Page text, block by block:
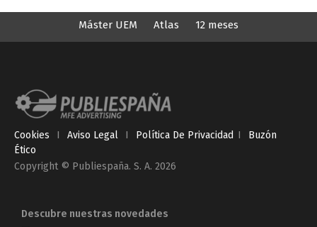
Máster UEM Atlas 12 meses
Cookies I Aviso Legal I Política De Privacidad I
Buzón
Ético
Copyright © Publiespaña. S. A. 2026
Descubre nuestras novedades